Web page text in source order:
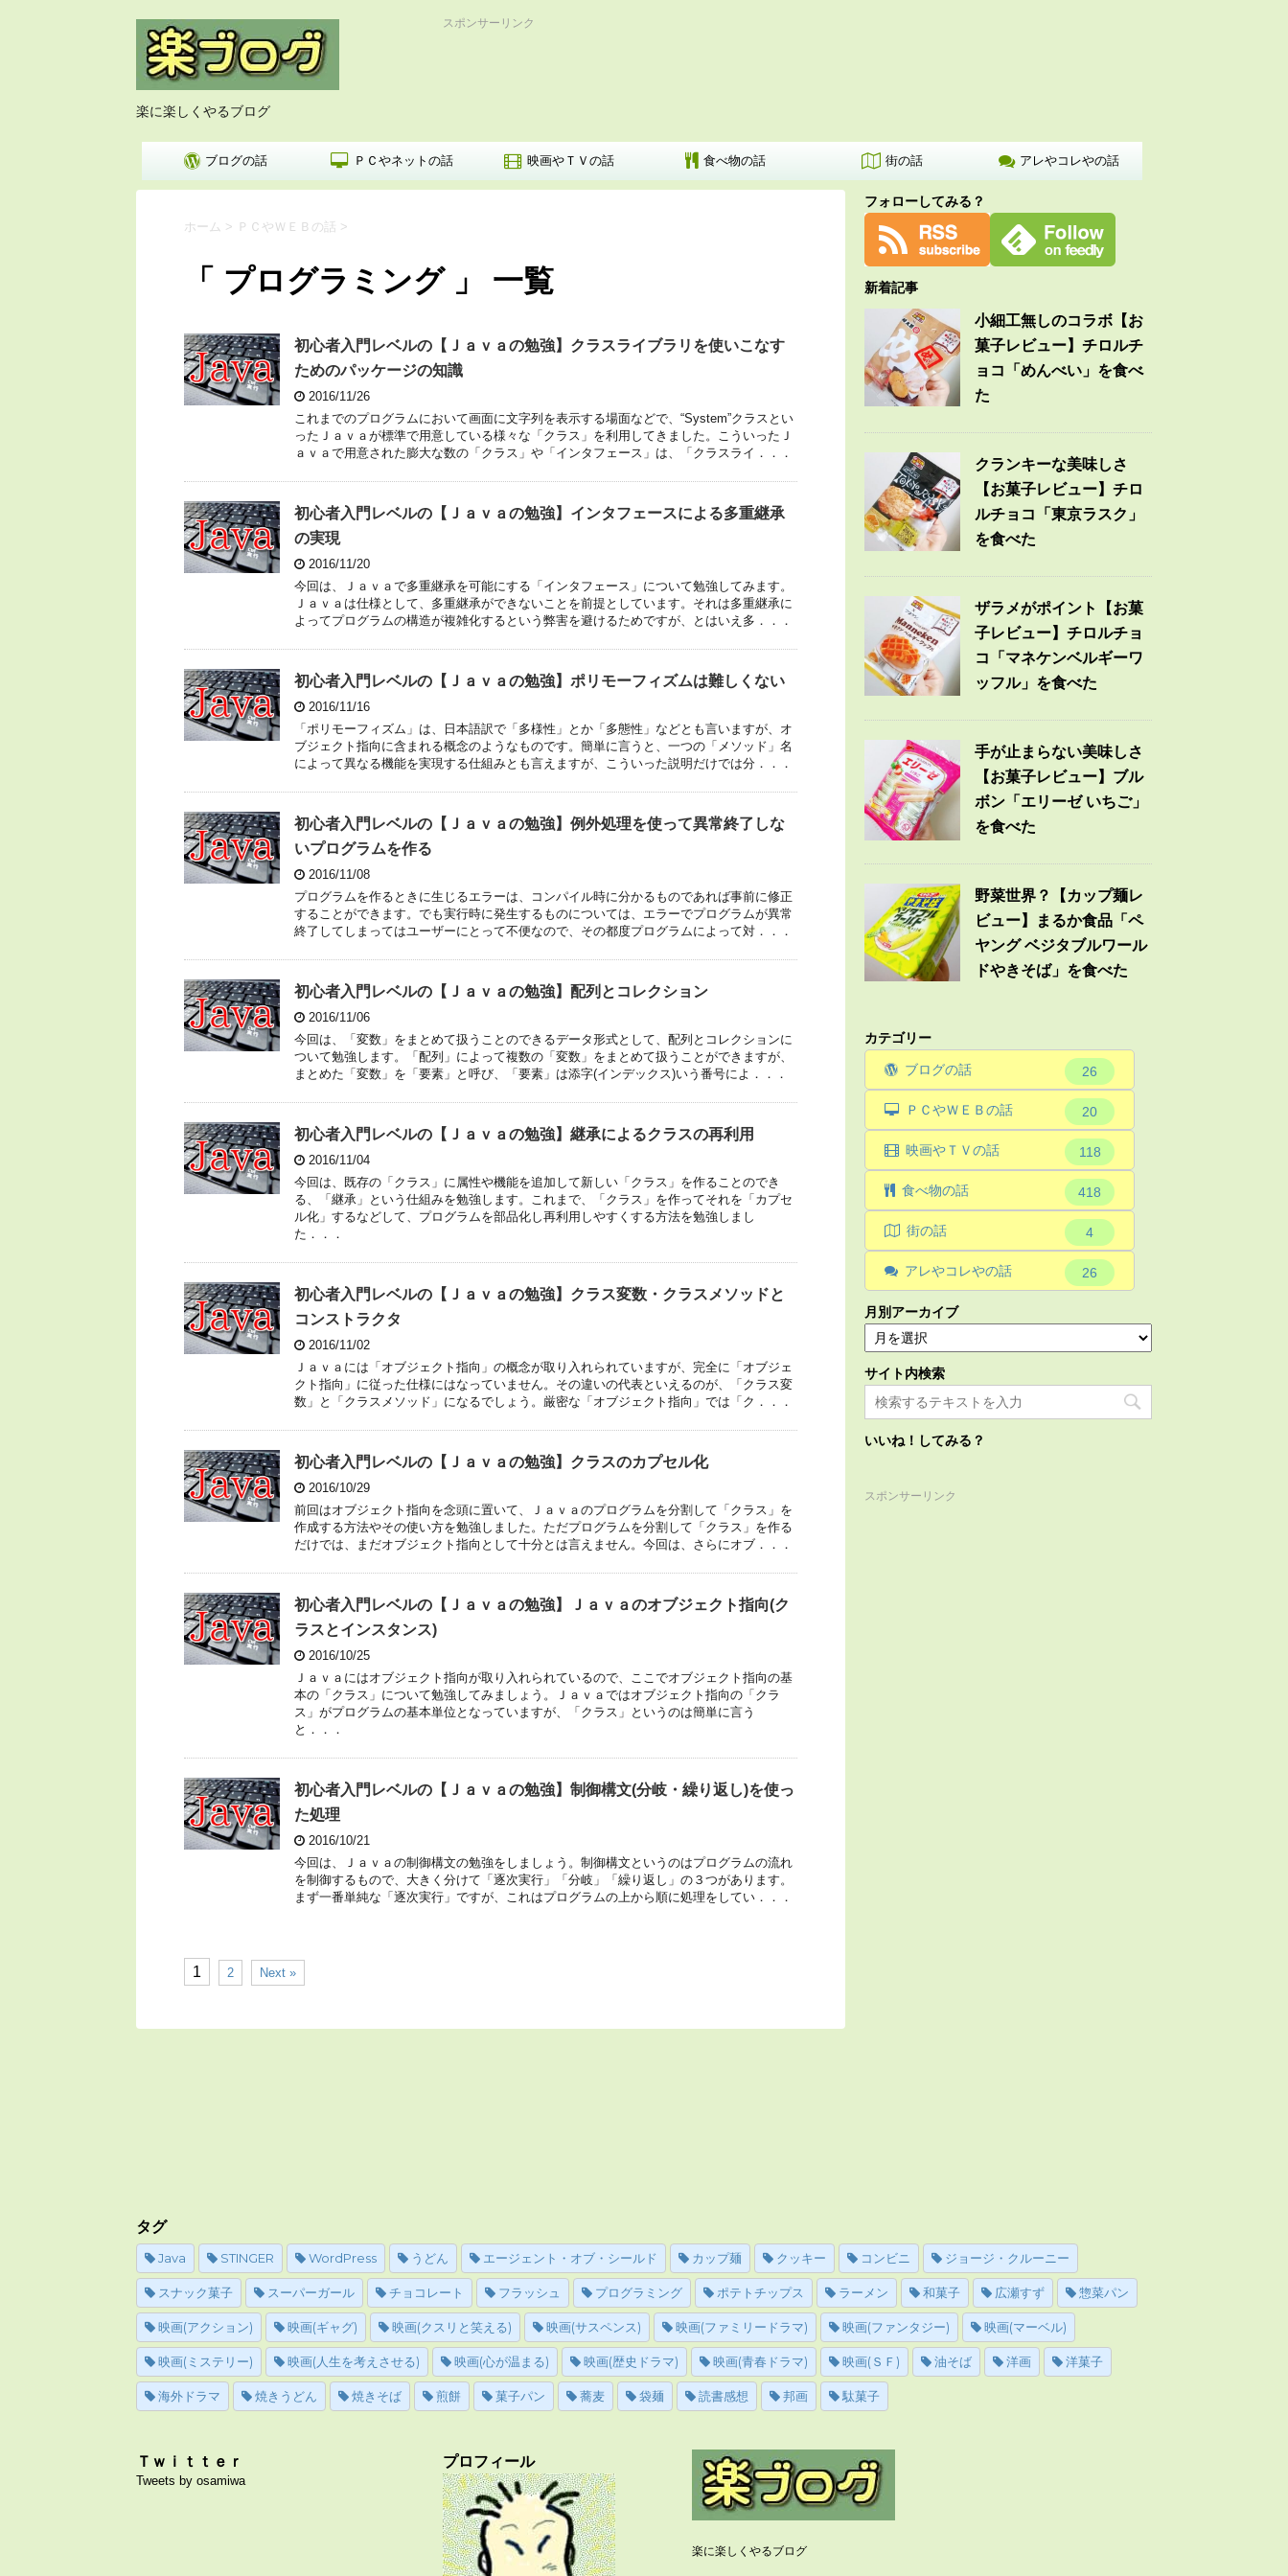
楽に楽しくやるブログ
スポンサーリンク
ブログの話 ＰＣやネットの話 映画やＴＶの話 食べ物の話 街の話 アレやコレやの話
ホーム > ＰＣやＷＥＢの話 >
「 プログラミング 」 一覧
初心者入門レベルの【Ｊａｖａの勉強】クラスライブラリを使いこなす
ためのパッケージの知識
2016/11/26
これまでのプログラムにおいて画面に文字列を表示する場面などで、“System”クラスとい
ったＪａｖａが標準で用意している様々な「クラス」を利用してきました。こういったＪ
ａｖａで用意された膨大な数の「クラス」や「インタフェース」は、「クラスライ．．．
初心者入門レベルの【Ｊａｖａの勉強】インタフェースによる多重継承
の実現
2016/11/20
今回は、Ｊａｖａで多重継承を可能にする「インタフェース」について勉強してみます。
Ｊａｖａは仕様として、多重継承ができないことを前提としています。それは多重継承に
よってプログラムの構造が複雑化するという弊害を避けるためですが、とはいえ多．．．
初心者入門レベルの【Ｊａｖａの勉強】ポリモーフィズムは難しくない
2016/11/16
「ポリモーフィズム」は、日本語訳で「多様性」とか「多態性」などとも言いますが、オ
ブジェクト指向に含まれる概念のようなものです。簡単に言うと、一つの「メソッド」名
によって異なる機能を実現する仕組みとも言えますが、こういった説明だけでは分．．．
初心者入門レベルの【Ｊａｖａの勉強】例外処理を使って異常終了しな
いプログラムを作る
2016/11/08
プログラムを作るときに生じるエラーは、コンパイル時に分かるものであれば事前に修正
することができます。でも実行時に発生するものについては、エラーでプログラムが異常
終了してしまってはユーザーにとって不便なので、その都度プログラムによって対．．．
初心者入門レベルの【Ｊａｖａの勉強】配列とコレクション
2016/11/06
今回は、「変数」をまとめて扱うことのできるデータ形式として、配列とコレクションに
ついて勉強します。「配列」によって複数の「変数」をまとめて扱うことができますが、
まとめた「変数」を「要素」と呼び、「要素」は添字(インデックス)いう番号によ．．．
初心者入門レベルの【Ｊａｖａの勉強】継承によるクラスの再利用
2016/11/04
今回は、既存の「クラス」に属性や機能を追加して新しい「クラス」を作ることのでき
る、「継承」という仕組みを勉強します。これまで、「クラス」を作ってそれを「カプセ
ル化」するなどして、プログラムを部品化し再利用しやすくする方法を勉強しまし
た．．．
初心者入門レベルの【Ｊａｖａの勉強】クラス変数・クラスメソッドと
コンストラクタ
2016/11/02
Ｊａｖａには「オブジェクト指向」の概念が取り入れられていますが、完全に「オブジェ
クト指向」に従った仕様にはなっていません。その違いの代表といえるのが、「クラス変
数」と「クラスメソッド」になるでしょう。厳密な「オブジェクト指向」では「ク．．．
初心者入門レベルの【Ｊａｖａの勉強】クラスのカプセル化
2016/10/29
前回はオブジェクト指向を念頭に置いて、Ｊａｖａのプログラムを分割して「クラス」を
作成する方法やその使い方を勉強しました。ただプログラムを分割して「クラス」を作る
だけでは、まだオブジェクト指向として十分とは言えません。今回は、さらにオブ．．．
初心者入門レベルの【Ｊａｖａの勉強】Ｊａｖａのオブジェクト指向(ク
ラスとインスタンス)
2016/10/25
Ｊａｖａにはオブジェクト指向が取り入れられているので、ここでオブジェクト指向の基
本の「クラス」について勉強してみましょう。Ｊａｖａではオブジェクト指向の「クラ
ス」がプログラムの基本単位となっていますが、「クラス」というのは簡単に言う
と．．．
初心者入門レベルの【Ｊａｖａの勉強】制御構文(分岐・繰り返し)を使っ
た処理
2016/10/21
今回は、Ｊａｖａの制御構文の勉強をしましょう。制御構文というのはプログラムの流れ
を制御するもので、大きく分けて「逐次実行」「分岐」「繰り返し」の３つがあります。
まず一番単純な「逐次実行」ですが、これはプログラムの上から順に処理をしてい．．．
1 2 Next »
フォローしてみる？
新着記事
小細工無しのコラボ【お
菓子レビュー】チロルチ
ョコ「めんべい」を食べ
た
クランキーな美味しさ
【お菓子レビュー】チロ
ルチョコ「東京ラスク」
を食べた
ザラメがポイント【お菓
子レビュー】チロルチョ
コ「マネケンベルギーワ
ッフル」を食べた
手が止まらない美味しさ
【お菓子レビュー】ブル
ボン「エリーゼ いちご」
を食べた
野菜世界？【カップ麺レ
ビュー】まるか食品「ペ
ヤング ベジタブルワール
ドやきそば」を食べた
カテゴリー
ブログの話 26
ＰＣやＷＥＢの話 20
映画やＴＶの話 118
食べ物の話 418
街の話 4
アレやコレやの話 26
月別アーカイブ
サイト内検索
いいね！してみる？
スポンサーリンク
タグ
Java STINGER WordPress うどん エージェント・オブ・シールド カップ麺 クッキー コンビニ ジョージ・クルーニー
スナック菓子 スーパーガール チョコレート フラッシュ プログラミング ポテトチップス ラーメン 和菓子 広瀬すず 惣菜パン
映画(アクション) 映画(ギャグ) 映画(クスリと笑える) 映画(サスペンス) 映画(ファミリードラマ) 映画(ファンタジー) 映画(マーベル)
映画(ミステリー) 映画(人生を考えさせる) 映画(心が温まる) 映画(歴史ドラマ) 映画(青春ドラマ) 映画(ＳＦ) 油そば 洋画 洋菓子
海外ドラマ 焼きうどん 焼きそば 煎餅 菓子パン 蕎麦 袋麺 読書感想 邦画 駄菓子
Ｔｗｉｔｔｅｒ
Tweets by osamiwa
プロフィール
楽に楽しくやるブログ